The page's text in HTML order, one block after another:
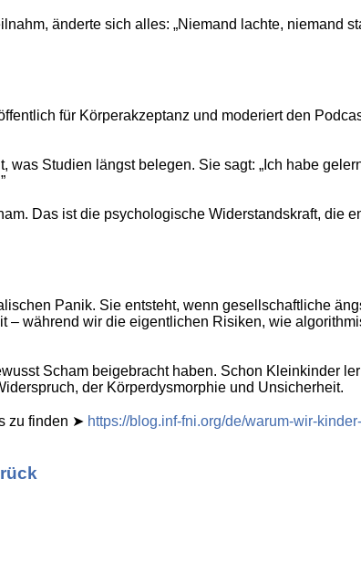
änderte sich alles: „Niemand lachte, niemand
für Körperakzeptanz und moderiert den
Studien längst belegen. Sie sagt: „Ich habe
Das ist die psychologische Widerstandskraft, die
Panik. Sie entsteht, wenn gesellschaftliche
während wir die eigentlichen Risiken, wie
Scham beigebracht haben. Schon Kleinkinder
der Körperdysmorphie und Unsicherheit.
zu finden ➤ https://blog.inf-fni.org/de/warum-wir-